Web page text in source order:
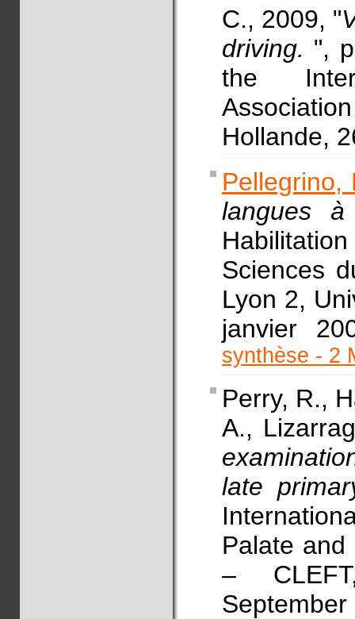
C., 2009, "
driving. ",
the
Hollande,
Pellegrino,
langues à
Sciences
Lyon 2,
janvier
synthèse - 2
Perry, R.,
A.,
late
Palate and
–
September